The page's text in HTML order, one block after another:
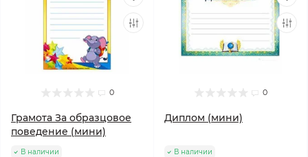
0
Грамота За образцовое
поведение (мини)
В наличии
0
Диплом (мини)
В наличии